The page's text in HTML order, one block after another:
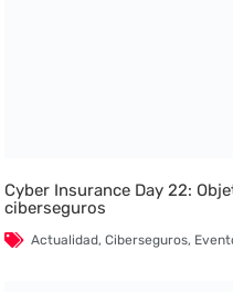
Cyber Insurance Day 22:
ciberseguros
Actualidad,Ciberseguros,